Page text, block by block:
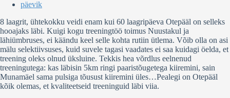
päevik
8 laagrit, ühtekokku veidi enam kui 60 laagripäeva Otepääl on selleks
hooajaks läbi. Kuigi kogu treeningtöö toimus Nuustakul ja
lähiümbruses, ei käändu keel selle kohta rutiin ütlema. Võib olla on asi
mälu selektiivsuses, kuid suvele tagasi vaadates ei saa kuidagi öelda, et
treening oleks olnud üksluine. Tekkis hea võrdlus eelnenud
treeningutega: kas läbisin 5km ringi paaristõugetega kiiremini, sain
Munamäel sama pulsiga tõusust kiiremini üles…Pealegi on Otepääl
kõik olemas, et kvaliteetseid treeninguid läbi viia.